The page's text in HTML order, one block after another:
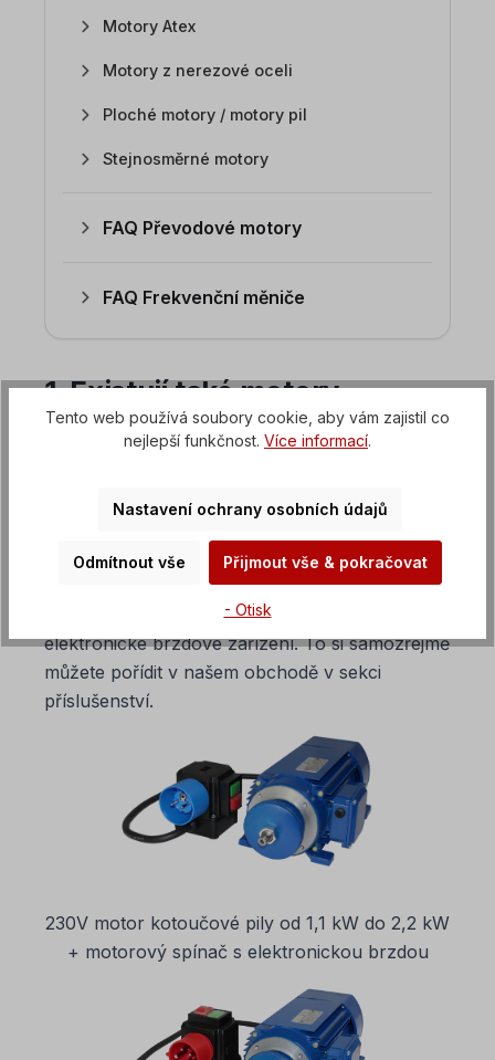
Motory Atex
Motory z nerezové oceli
Ploché motory / motory pil
Stejnosměrné motory
FAQ Převodové motory
FAQ Frekvenční měniče
1. Existují také motory
kotoučových pil na palivové
dřevo?
motory pro kotoučové pilyjsou ploché
dřevoobráběcí stroje. Jsou také známé jako
motory na palivové dřevo. Při jejich použití je
důležité zajistit, aby bylo použito také vhodné
elektronické brzdové zařízení. To si samozřejmě
můžete pořídit v našem obchodě v sekci
příslušenství.
230V motor kotoučové pily od 1,1 kW do 2,2 kW
+ motorový spínač s elektronickou brzdou
Tento web používá soubory cookie, aby vám zajistil co
nejlepší funkčnost. Více informací.
Nastavení ochrany osobních údajů
Odmítnout vše Přijmout vše & pokračovat
- Otisk